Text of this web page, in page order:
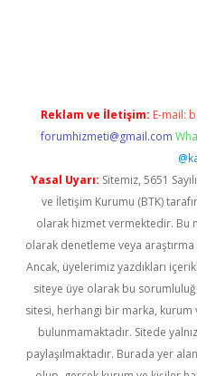
Reklam ve İletişim: E-mail:
forumhizmeti@gmail.com
Yasal Uyarı: Sitemiz, 5651
ve İletişim Kurumu (BTK)
olarak hizmet vermektedir. Bu
olarak denetleme veya
Ancak, üyelerimiz yazdıkları
siteye üye olarak bu
sitesi, herhangi bir marka, kurum
bulunmamaktadır. Sitede
paylaşılmaktadır. Burada yer